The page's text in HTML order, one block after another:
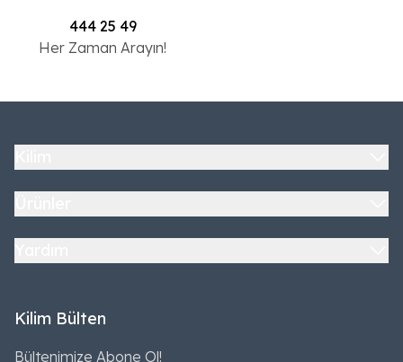
444 25 49
Her Zaman Arayın!
Kilim Bülten
Bültenimize Abone Ol!